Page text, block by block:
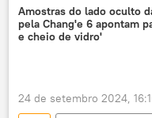
Xinhua
casa
Amostras do lado oculto
pela Chang'e 6 apontam
e cheio de vidro'
24 de setembro 2024,